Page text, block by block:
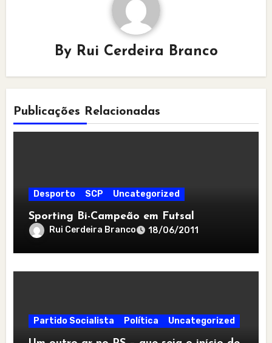
By Rui Cerdeira Branco
Publicações Relacionadas
Desporto SCP Uncategorized
Sporting Bi-Campeão em Futsal
Rui Cerdeira Branco 18/06/2011
Partido Socialista Política Uncategorized